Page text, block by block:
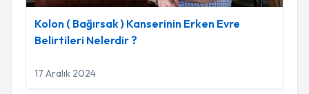
Kolon ( Bağırsak ) Kanserinin Erken Evre
Belirtileri Nelerdir ?
17 Aralık 2024